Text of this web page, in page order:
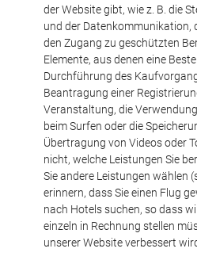
der Website gibt, wie z. B. die
und der Datenkommunikation,
den Zugang zu geschützten
Elemente, aus denen eine
Durchführung des
Beantragung einer
Veranstaltung, die
beim Surfen oder die
Übertragung von Videos oder
nicht, welche Leistungen Sie
Sie andere Leistungen wählen
erinnern, dass Sie einen Flug
nach Hotels suchen, so dass
einzeln in Rechnung stellen
unserer Website verbessert